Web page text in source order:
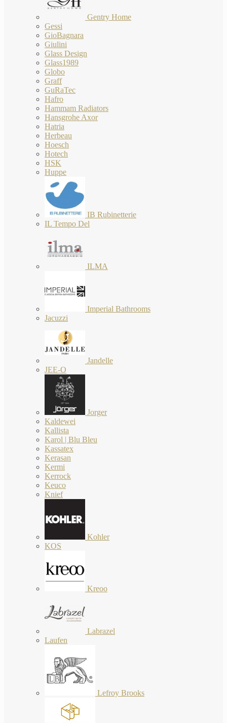
Gentry Home
Gessi
GioBagnara
Giulini
Glass Design
Glass1989
Globo
Graff
GuRaTec
Hafro
Hammam Radiators
Hansgrohe Axor
Hatria
Herbeau
Hoesch
Hotech
HSK
Huppe
IB Rubinetterie
IL Tempo Del
ILMA
Imperial Bathrooms
Jacuzzi
Jandelle
JEE-O
Jorger
Kaldewei
Kallista
Karol | Blu Bleu
Kassatex
Kerasan
Kermi
Kerrock
Keuco
Knief
Kohler
KOS
Kreoo
Labrazel
Laufen
Lefroy Brooks